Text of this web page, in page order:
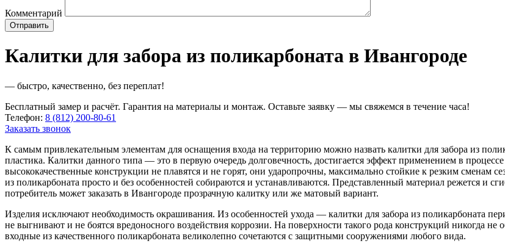
Комментарий
Калитки для забора из поликарбоната в Ивангороде
— быстро, качественно, без переплат!
Бесплатный замер и расчёт. Гарантия на материалы и монтаж. Оставьте заявку — мы свяжемся в течение часа!
Телефон: 8 (812) 200-80-61
Заказать звонок
К самым привлекательным элементам для оснащения входа на территорию можно назвать калитки для забора из
пластика. Калитки данного типа — это в первую очередь долговечность, достигается эффект применением в
высококачественные конструкции не плавятся и не горят, они ударопрочны, максимально стойкие к резким сменам
из поликарбоната просто и без особенностей собираются и устанавливаются. Представленный материал режется и
потребитель может заказать в Ивангороде прозрачную калитку или же матовый вариант.
Изделия исключают необходимость окрашивания. Из особенностей ухода — калитки для забора из поликарбоната
не выгнивают и не боятся вредоносного воздействия коррозии. На поверхности такого рода конструкций никогда
входные из качественного поликарбоната великолепно сочетаются с защитными сооружениями любого вида.